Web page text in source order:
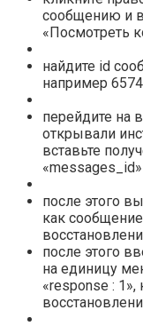
сообщению и
«Посмотреть
найдите id
например
перейдите на
открывали
вставьте
после этого
как
после этого
на единицу
«response : 1»,